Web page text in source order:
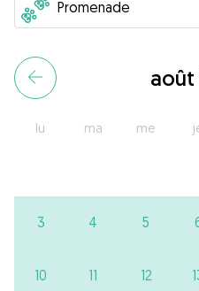
août
lu ma me
3 4 5
10 11 12